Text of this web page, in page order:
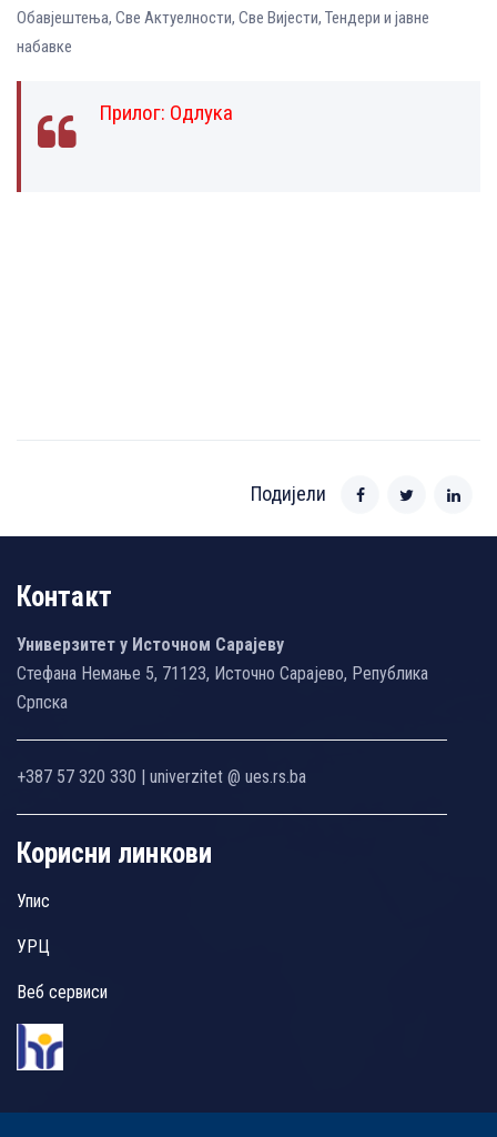
Обавјештења, Све Aктуелности, Све Вијести, Тендери и јавне
набавке
Прилог: Одлука
Подијели
Контакт
Универзитет у Источном Сарајеву
Стефана Немање 5, 71123, Источно Сарајево, Република
Српска
+387 57 320 330 | univerzitet @ ues.rs.ba
Корисни линкови
Упис
УРЦ
Веб сервиси